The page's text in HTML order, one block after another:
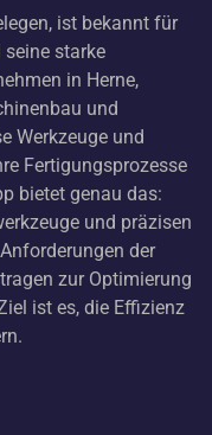
ist bekannt für
starke
in Herne,
und
Werkzeuge und
Fertigungsprozesse
bietet genau das:
und präzisen
der
zur Optimierung
ist es, die Effizienz